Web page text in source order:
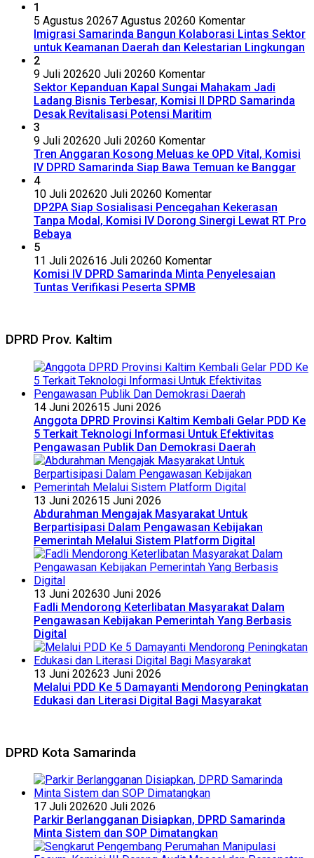
1
5 Agustus 20267 Agustus 20260 Komentar
Imigrasi Samarinda Bangun Kolaborasi Lintas Sektor
untuk Keamanan Daerah dan Kelestarian Lingkungan
2
9 Juli 202620 Juli 20260 Komentar
Sektor Kepanduan Kapal Sungai Mahakam Jadi
Ladang Bisnis Terbesar, Komisi II DPRD Samarinda
Desak Revitalisasi Potensi Maritim
3
9 Juli 202620 Juli 20260 Komentar
Tren Anggaran Kosong Meluas ke OPD Vital, Komisi
IV DPRD Samarinda Siap Bawa Temuan ke Banggar
4
10 Juli 202620 Juli 20260 Komentar
DP2PA Siap Sosialisasi Pencegahan Kekerasan
Tanpa Modal, Komisi IV Dorong Sinergi Lewat RT Pro
Bebaya
5
11 Juli 202616 Juli 20260 Komentar
Komisi IV DPRD Samarinda Minta Penyelesaian
Tuntas Verifikasi Peserta SPMB
DPRD Prov. Kaltim
14 Juni 202615 Juni 2026
Anggota DPRD Provinsi Kaltim Kembali Gelar PDD Ke
5 Terkait Teknologi Informasi Untuk Efektivitas
Pengawasan Publik Dan Demokrasi Daerah
13 Juni 202615 Juni 2026
Abdurahman Mengajak Masyarakat Untuk
Berpartisipasi Dalam Pengawasan Kebijakan
Pemerintah Melalui Sistem Platform Digital
13 Juni 202630 Juni 2026
Fadli Mendorong Keterlibatan Masyarakat Dalam
Pengawasan Kebijakan Pemerintah Yang Berbasis
Digital
13 Juni 202623 Juni 2026
Melalui PDD Ke 5 Damayanti Mendorong Peningkatan
Edukasi dan Literasi Digital Bagi Masyarakat
DPRD Kota Samarinda
17 Juli 202620 Juli 2026
Parkir Berlangganan Disiapkan, DPRD Samarinda
Minta Sistem dan SOP Dimatangkan